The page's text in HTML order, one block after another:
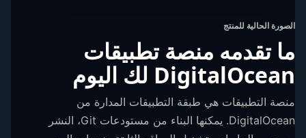
الصورة الحالية للمنتج
ما تقدمه منصة تطبيقات
DigitalOcean لك اليوم
منصة التطبيقات هي طبقة التطبيقات المدارة من
DigitalOcean. يمكنها البناء من مستودعات Git، النشر